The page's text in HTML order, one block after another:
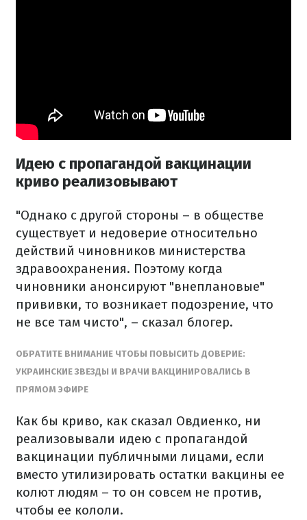
Идею с пропагандой вакцинации
криво реализовывают
"Однако с другой стороны – в обществе
существует и недоверие относительно
действий чиновников министерства
здравоохранения. Поэтому когда
чиновники анонсируют "внеплановые"
прививки, то возникает подозрение, что
не все там чисто", – сказал блогер.
ОБРАТИТЕ ВНИМАНИЕ ЧТОБЫ ПОВЫСИТЬ ДОВЕРИЕ:
УКРАИНСКИЕ ЗВЕЗДЫ И ВРАЧИ ВАКЦИНИРОВАЛИСЬ В
ПРЯМОМ ЭФИРЕ
Как бы криво, как сказал Овдиенко, ни
реализовывали идею с пропагандой
вакцинации публичными лицами, если
вместо утилизировать остатки вакцины ее
колют людям – то он совсем не против,
чтобы ее кололи.